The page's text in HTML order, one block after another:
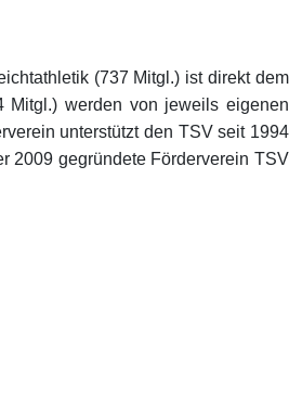
(737 Mitgl.) ist direkt dem
Mitgl.) werden von jeweils eigenen
unterstützt den TSV seit 1994
2009 gegründete Förderverein TSV